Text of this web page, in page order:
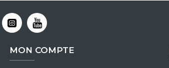
MON COMPTE